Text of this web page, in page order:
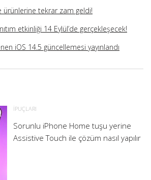
ürünlerine tekrar zam geldi!
etkinliği 14 Eylül’de gerçekleşecek!
iOS 14.5 güncellemesi yayınlandı
İPUÇLARI
Sorunlu iPhone Home tuşu yerine
Assistive Touch ile çözüm nasıl yapılır